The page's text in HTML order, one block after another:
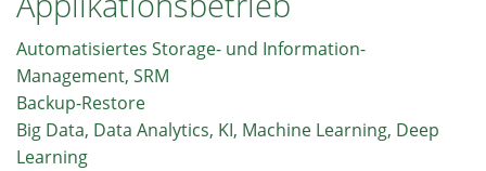
von
KI-
Initiativen
Automatisiertes Storage- und Information-
Management, SRM
Backup-Restore
Big Data, Data Analytics, KI, Machine Learning, Deep
Learning